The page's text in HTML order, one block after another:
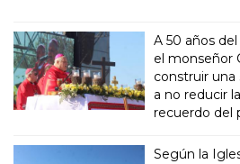
A 50 años
el monseñor
construir una
a no reducir
recuerdo del
Según la